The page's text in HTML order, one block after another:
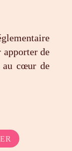
de
cœur de